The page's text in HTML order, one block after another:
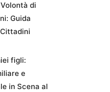
di
Guida
figli:
e
in Scena al